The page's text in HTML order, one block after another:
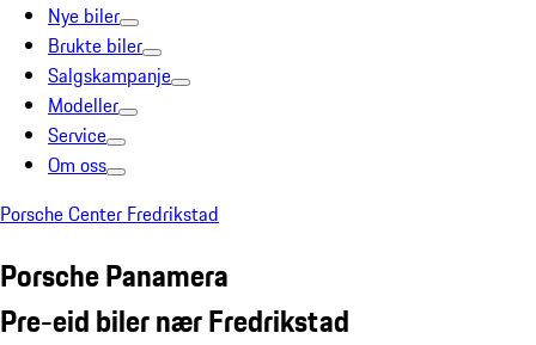
Nye biler
Brukte biler
Salgskampanje
Modeller
Service
Om oss
Porsche Center Fredrikstad
Porsche Panamera
Pre-eid biler nær Fredrikstad